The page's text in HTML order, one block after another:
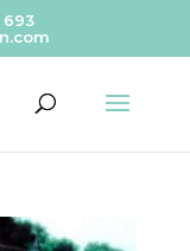
693